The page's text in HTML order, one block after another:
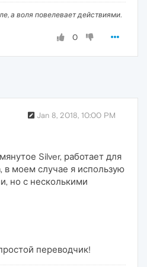
а воля повелевает действиями.
0
Jan 8, 2018, 10:00 PM
Silver, работает для
в моем случае я использую
но с несколькими
переводчик!